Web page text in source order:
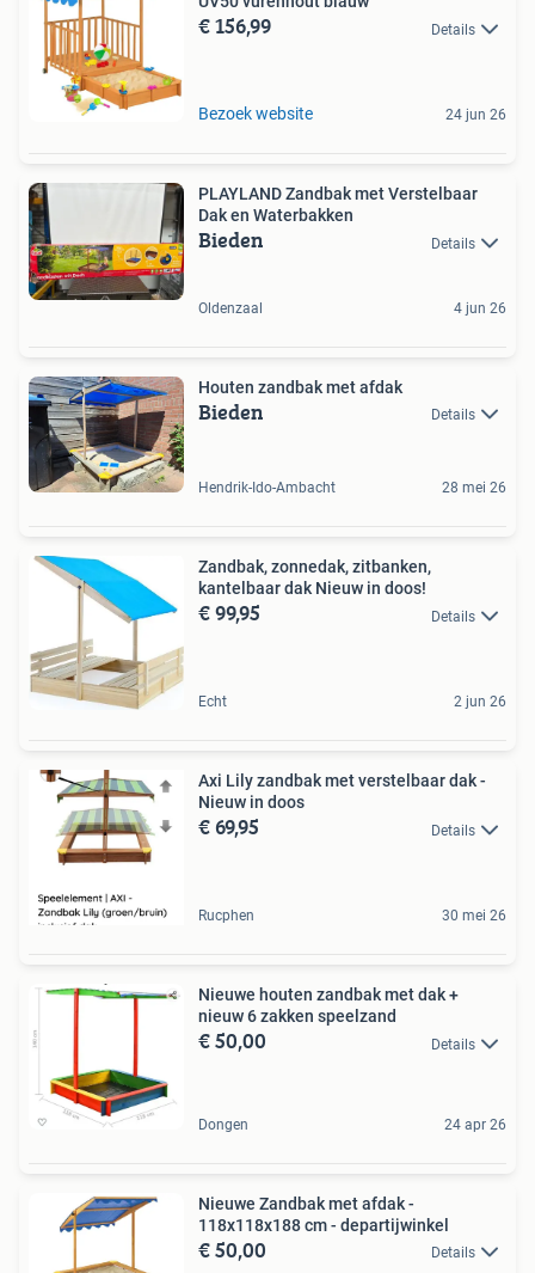
€ 156,99 Details
Bezoek website 24 jun 26
PLAYLAND Zandbak met Verstelbaar
Dak en Waterbakken
Bieden Details
Oldenzaal 4 jun 26
Houten zandbak met afdak
Bieden Details
Hendrik-Ido-Ambacht 28 mei 26
Zandbak, zonnedak, zitbanken,
kantelbaar dak Nieuw in doos!
€ 99,95 Details
Echt 2 jun 26
Axi Lily zandbak met verstelbaar dak -
Nieuw in doos
€ 69,95 Details
Rucphen 30 mei 26
Nieuwe houten zandbak met dak +
nieuw 6 zakken speelzand
€ 50,00 Details
Dongen 24 apr 26
Nieuwe Zandbak met afdak -
118x118x188 cm - departijwinkel
€ 50,00 Details